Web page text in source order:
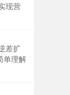
现营
差扩
单理解